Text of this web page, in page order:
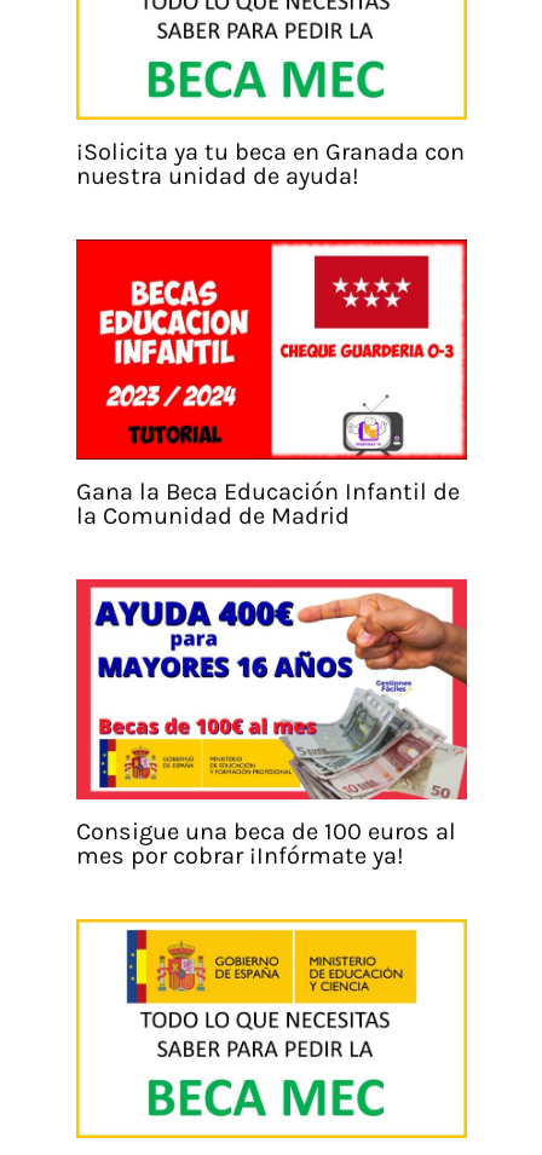
¡Solicita ya tu beca en Granada con
nuestra unidad de ayuda!
Gana la Beca Educación Infantil de
la Comunidad de Madrid
Consigue una beca de 100 euros al
mes por cobrar ¡Infórmate ya!